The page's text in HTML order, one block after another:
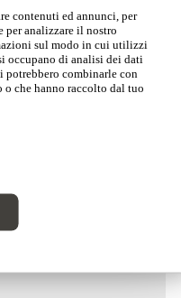
contenuti ed annunci, per
analizzare il nostro
sul modo in cui utilizzi
occupano di analisi dei dati
combinarle con
che hanno raccolto dal tuo